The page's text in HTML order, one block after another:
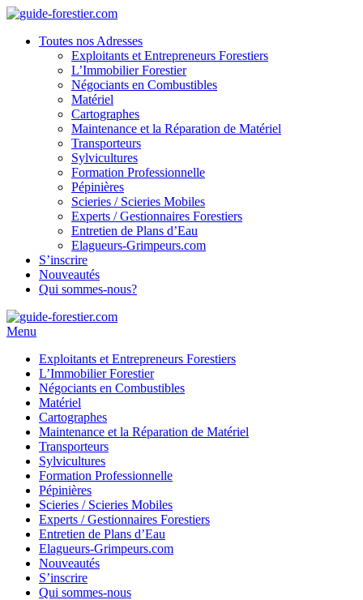
Toutes nos Adresses
Exploitants et Entrepreneurs Forestiers
L’Immobilier Forestier
Négociants en Combustibles
Matériel
Cartographes
Maintenance et la Réparation de Matériel
Transporteurs
Sylvicultures
Formation Professionnelle
Pépinières
Scieries / Scieries Mobiles
Experts / Gestionnaires Forestiers
Entretien de Plans d’Eau
Elagueurs-Grimpeurs.com
S’inscrire
Nouveautés
Qui sommes-nous?
Menu
Exploitants et Entrepreneurs Forestiers
L’Immobilier Forestier
Négociants en Combustibles
Matériel
Cartographes
Maintenance et la Réparation de Matériel
Transporteurs
Sylvicultures
Formation Professionnelle
Pépinières
Scieries / Scieries Mobiles
Experts / Gestionnaires Forestiers
Entretien de Plans d’Eau
Elagueurs-Grimpeurs.com
Nouveautés
S’inscrire
Qui sommes-nous